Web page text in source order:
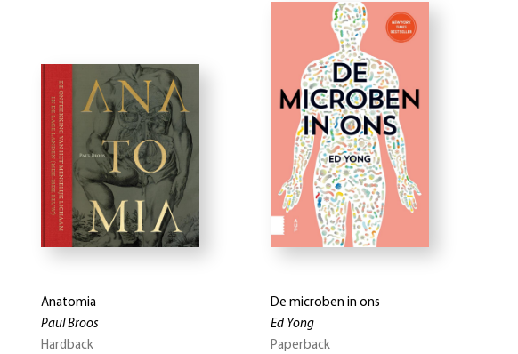
Anatomia
Paul Broos
Hardback
De microben in ons
Ed Yong
Paperback